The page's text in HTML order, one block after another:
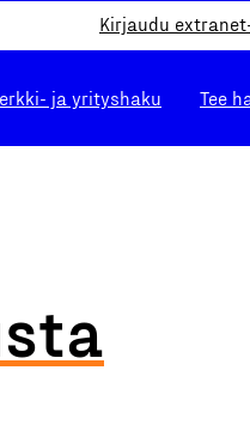
Kirjaudu
ja yrityshaku Tee